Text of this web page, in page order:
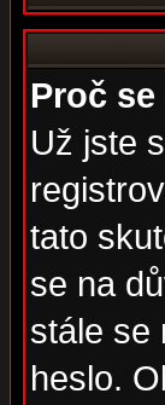
Proč
Už jste
tato
se na
stále se
heslo.